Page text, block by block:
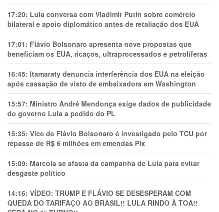
17:20: Lula conversa com Vladimir Putin sobre comércio
bilateral e apoio diplomático antes de retaliação dos EUA
17:01: Flávio Bolsonaro apresenta nove propostas que
beneficiam os EUA, ricaços, ultraprocessados e petrolíferas
16:45: Itamaraty denuncia interferência dos EUA na eleição
após cassação de visto de embaixadora em Washington
15:57: Ministro André Mendonça exige dados de publicidade
do governo Lula a pedido do PL
15:35: Vice de Flávio Bolsonaro é investigado pelo TCU por
repasse de R$ 6 milhões em emendas Pix
15:09: Marcola se afasta da campanha de Lula para evitar
desgaste político
14:16: VÍDEO: TRUMP E FLÁVIO SE DESESPERAM COM
QUEDA DO TARIFAÇO AO BRASIL!! LULA RINDO À TOA!!